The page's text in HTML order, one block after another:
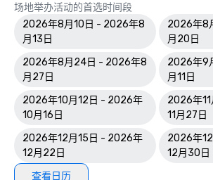
场地举办活动的首选时间段
2026年8月10日 - 2026年8
月13日
2026年8
月20日
2026年8月24日 - 2026年8
月27日
2026年9
月11日
2026年10月12日 - 2026年
10月16日
2026年
11月27日
2026年12月15日 - 2026年
12月22日
2026年
12月30日
查看日历